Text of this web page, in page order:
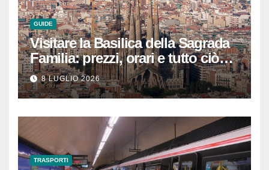
GUIDE
Visitare la Basilica della Sagrada
Familia: prezzi, orari e tutto ciò
che devi sapere per
un’esperienza indimenticabile
8 LUGLIO 2026
TRASPORTI